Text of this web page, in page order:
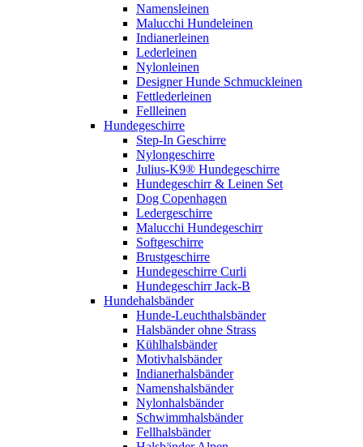
Namensleinen
Malucchi Hundeleinen
Indianerleinen
Lederleinen
Nylonleinen
Designer Hunde Schmuckleinen
Fettlederleinen
Fellleinen
Hundegeschirre
Step-In Geschirre
Nylongeschirre
Julius-K9® Hundegeschirre
Hundegeschirr & Leinen Set
Dog Copenhagen
Ledergeschirre
Malucchi Hundegeschirr
Softgeschirre
Brustgeschirre
Hundegeschirre Curli
Hundegeschirr Jack-B
Hundehalsbänder
Hunde-Leuchthalsbänder
Halsbänder ohne Strass
Kühlhalsbänder
Motivhalsbänder
Indianerhalsbänder
Namenshalsbänder
Nylonhalsbänder
Schwimmhalsbänder
Fellhalsbänder